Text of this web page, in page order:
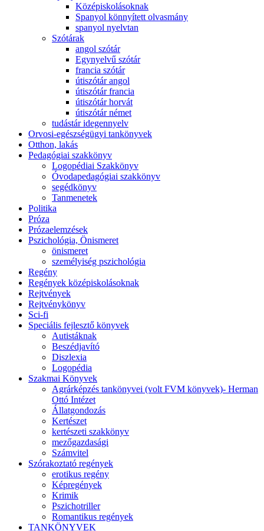
Középiskolásoknak
Spanyol könnyített olvasmány
spanyol nyelvtan
Szótárak
angol szótár
Egynyelvű szótár
francia szótár
útiszótár angol
útiszótár francia
útiszótár horvát
útiszótár német
tudástár idegennyelv
Orvosi-egészségügyi tankönyvek
Otthon, lakás
Pedagógiai szakkönyv
Logopédiai Szakkönyv
Óvodapedagógiai szakkönyv
segédkönyv
Tanmenetek
Politika
Próza
Prózaelemzések
Pszichológia, Önismeret
önismeret
személyiség pszichológia
Regény
Regények középiskolásoknak
Rejtvények
Rejtvénykönyv
Sci-fi
Speciális fejlesztő könyvek
Autistáknak
Beszédjavító
Diszlexia
Logopédia
Szakmai Könyvek
Agrárképzés tankönyvei (volt FVM könyvek)- Herman
Ottó Intézet
Állatgondozás
Kertészet
kertészeti szakkönyv
mezőgazdasági
Számvitel
Szórakoztató regények
erotikus regény
Képregények
Krimik
Pszichotriller
Romantikus regények
TANKÖNYVEK